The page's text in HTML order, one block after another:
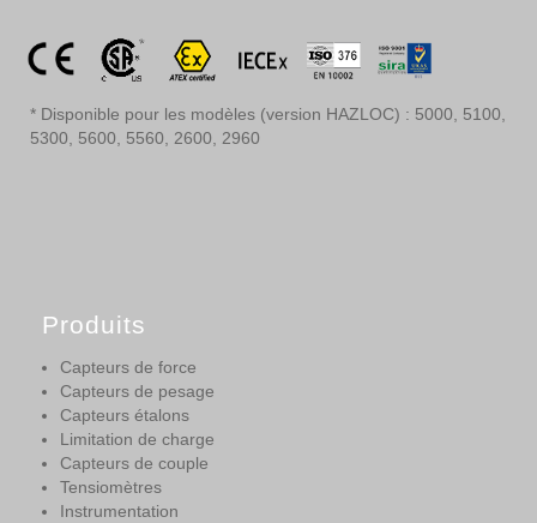
* Disponible pour les modèles (version HAZLOC) : 5000, 5100,
5300, 5600, 5560, 2600, 2960
Produits
Capteurs de force
Capteurs de pesage
Capteurs étalons
Limitation de charge
Capteurs de couple
Tensiomètres
Instrumentation